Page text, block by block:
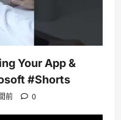
Your App &
#Shorts
前 0